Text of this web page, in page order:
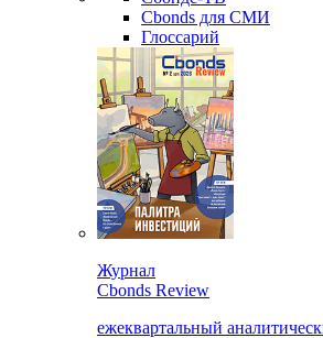
Cbonds для СМИ
Глоссарий
Журнал
Cbonds Review
ежеквартальный